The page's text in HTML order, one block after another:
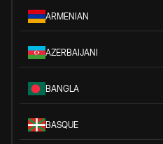
ARMENIAN
AZERBAIJANI
BANGLA
BASQUE